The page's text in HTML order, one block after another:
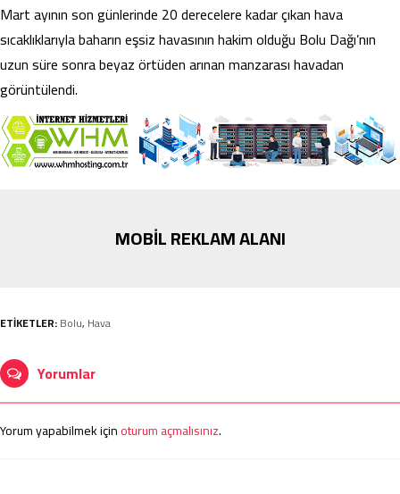
Mart ayının son günlerinde 20 derecelere kadar çıkan hava
sıcaklıklarıyla baharın eşsiz havasının hakim olduğu Bolu Dağı’nın
uzun süre sonra beyaz örtüden arınan manzarası havadan
görüntülendi.
MOBİL REKLAM ALANI
ETİKETLER:Bolu, Hava
Yorumlar
Yorum yapabilmek içinoturum açmalısınız.